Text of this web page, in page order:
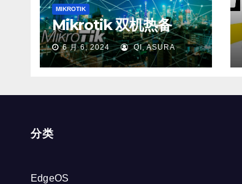
MIKROTIK
Mikrotik 双机热备
6 月 6, 2024 QI, ASURA
分类
EdgeOS